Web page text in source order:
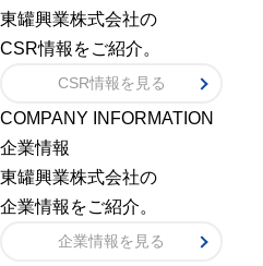
東罐興業株式会社の
CSR情報をご紹介。
CSR情報を見る
COMPANY INFORMATION
企業情報
東罐興業株式会社の
企業情報をご紹介。
企業情報を見る